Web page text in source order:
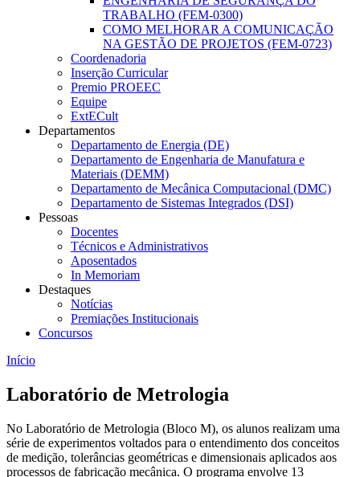
TRABALHO (FEM-0300)
COMO MELHORAR A COMUNICAÇÃO
NA GESTÃO DE PROJETOS (FEM-0723)
Coordenadoria
Inserção Curricular
Premio PROEEC
Equipe
ExtECult
Departamentos
Departamento de Energia (DE)
Departamento de Engenharia de Manufatura e
Materiais (DEMM)
Departamento de Mecânica Computacional (DMC)
Departamento de Sistemas Integrados (DSI)
Pessoas
Docentes
Técnicos e Administrativos
Aposentados
In Memoriam
Destaques
Notícias
Premiações Institucionais
Concursos
Início
Laboratório de Metrologia
No Laboratório de Metrologia (Bloco M), os alunos realizam uma
série de experimentos voltados para o entendimento dos conceitos
de medição, tolerâncias geométricas e dimensionais aplicados aos
processos de fabricação mecânica. O programa envolve 13